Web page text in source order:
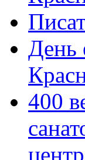
День
400